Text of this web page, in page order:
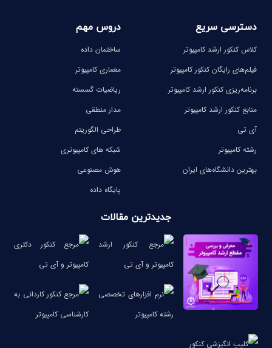
دسترسی سریع
کلاس کنکور ارشد کامپیوتر
فیلم‌های رایگان کنکور کامپیوتر
برنامه‌ریزی کنکور ارشد کامپیوتر
منابع کنکور ارشد کامپیوتر
آی تی
رشته کامپیوتر
بهترین دانشگاه‌های ایران
دروس مهم
ساختمان داده
معماری کامپیوتر
ریاضیات گسسته
مدار منطقی
طراحی الگوریتم
شبکه های کامپیوتری
هوش مصنوعی
پایگاه داده
جدیدترین مقالات